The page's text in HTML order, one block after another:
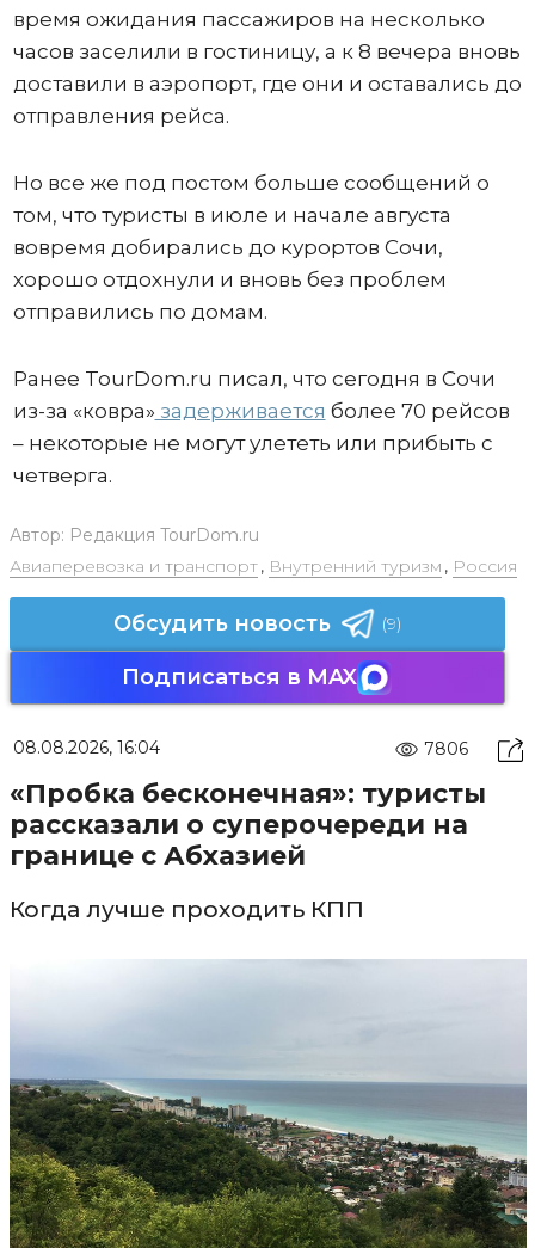
время ожидания пассажиров на несколько
часов заселили в гостиницу, а к 8 вечера вновь
доставили в аэропорт, где они и оставались до
отправления рейса.
Но все же под постом больше сообщений о
том, что туристы в июле и начале августа
вовремя добирались до курортов Сочи,
хорошо отдохнули и вновь без проблем
отправились по домам.
Ранее TourDom.ru писал, что сегодня в Сочи
из-за «ковра» задерживается более 70 рейсов
– некоторые не могут улететь или прибыть с
четверга.
Автор: Редакция TourDom.ru
Авиаперевозка и транспорт, Внутренний туризм , Россия
Обсудить новость (9)
Подписаться в MAX
08.08.2026, 16:04 7806
«Пробка бесконечная»: туристы
рассказали о суперочереди на
границе с Абхазией
Когда лучше проходить КПП